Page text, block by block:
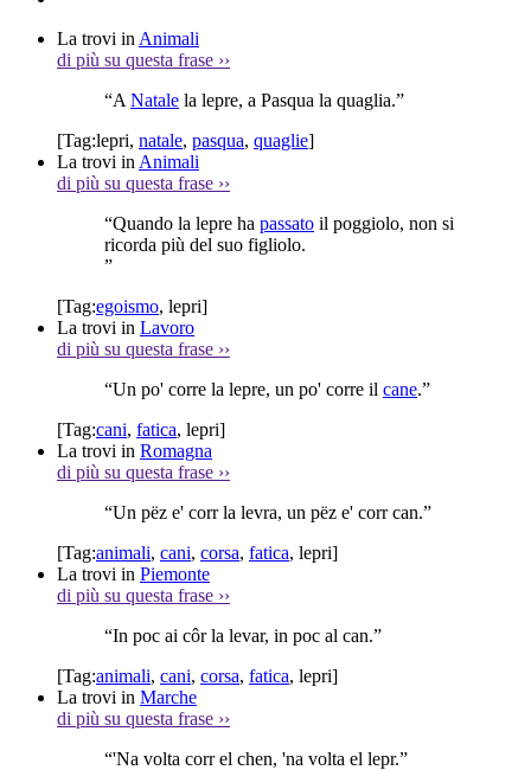
La trovi in Animali
di più su questa frase ››
“A Natale la lepre, a Pasqua la quaglia.”
[Tag:lepri, natale, pasqua, quaglie]
La trovi in Animali
di più su questa frase ››
“Quando la lepre ha passato il poggiolo, non si
ricorda più del suo figliolo.
”
[Tag:egoismo, lepri]
La trovi in Lavoro
di più su questa frase ››
“Un po' corre la lepre, un po' corre il cane.”
[Tag:cani, fatica, lepri]
La trovi in Romagna
di più su questa frase ››
“Un pëz e' corr la levra, un pëz e' corr can.”
[Tag:animali, cani, corsa, fatica, lepri]
La trovi in Piemonte
di più su questa frase ››
“In poc ai côr la levar, in poc al can.”
[Tag:animali, cani, corsa, fatica, lepri]
La trovi in Marche
di più su questa frase ››
“'Na volta corr el chen, 'na volta el lepr.”